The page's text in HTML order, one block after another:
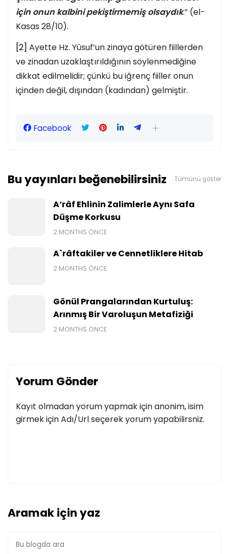
için onun kalbini pekiştirmemiş olsaydık.” (el-
Kasas 28/10).
[2] Ayette Hz. Yûsuf’un zinaya götüren fiillerden
ve zinadan uzaklaştırıldığının söylenmediğine
dikkat edilmelidir; çünkü bu iğrenç fiiller onun
içinden değil, dışından (kadından) gelmiştir.
Facebook
Bu yayınları beğenebilirsiniz Tümünü göster
A‘râf Ehlinin Zalimlerle Aynı Safa
Düşme Korkusu
2 MONTHS ÖNCE
A`râftakiler ve Cennetliklere Hitab
2 MONTHS ÖNCE
Gönül Prangalarından Kurtuluş:
Arınmış Bir Varoluşun Metafiziği
2 MONTHS ÖNCE
Yorum Gönder
Kayıt olmadan yorum yapmak için anonim, isim
girmek için Adı/Url seçerek yorum yapabilirsniz.
Aramak için yaz